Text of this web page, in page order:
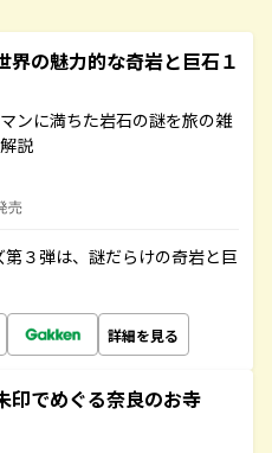
の魅力的な奇岩と巨石１
ンに満ちた岩石の謎を旅の雑
説
売
第３弾は、謎だらけの奇岩と巨
詳細を見る
でめぐる奈良のお寺